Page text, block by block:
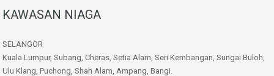
KAWASAN NIAGA
SELANGOR
Kuala Lumpur, Subang, Cheras, Setia Alam, Seri Kembangan, Sungai Buloh,
Ulu Klang, Puchong, Shah Alam, Ampang, Bangi.